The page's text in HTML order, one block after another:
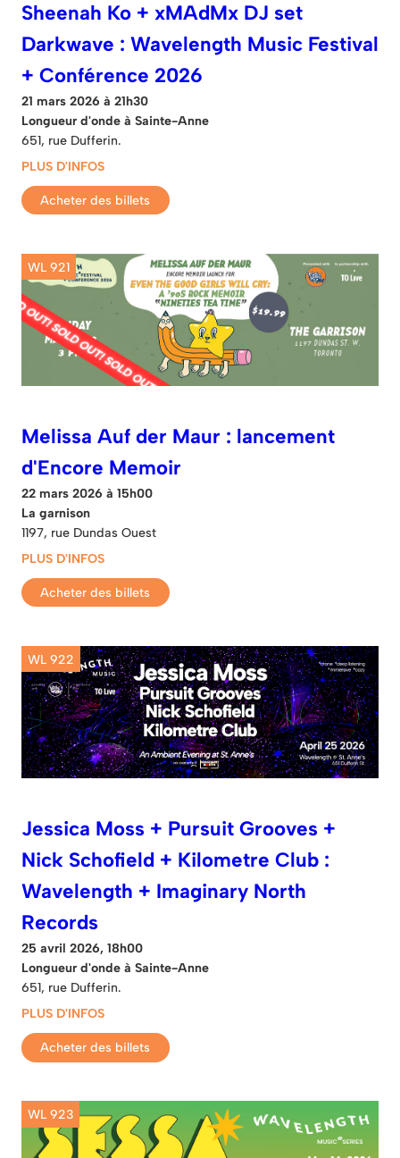
Sheenah Ko + xMAdMx DJ set
Darkwave : Wavelength Music Festival
+ Conférence 2026
21 mars 2026 à 21h30
Longueur d'onde à Sainte-Anne
651, rue Dufferin.
PLUS D'INFOS
Acheter des billets
WL 921
Melissa Auf der Maur : lancement
d'Encore Memoir
22 mars 2026 à 15h00
La garnison
1197, rue Dundas Ouest
PLUS D'INFOS
Acheter des billets
WL 922
Jessica Moss + Pursuit Grooves +
Nick Schofield + Kilometre Club :
Wavelength + Imaginary North
Records
25 avril 2026, 18h00
Longueur d'onde à Sainte-Anne
651, rue Dufferin.
PLUS D'INFOS
Acheter des billets
WL 923